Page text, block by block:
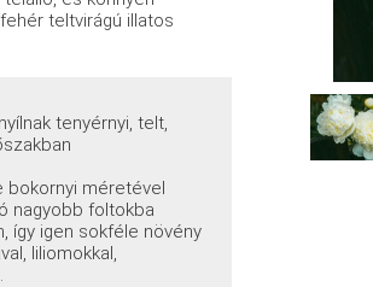
teltvirágú illatos
tenyérnyi, telt,
bokornyi méretével
nagyobb foltokba
így igen sokféle növény
liliomokkal,